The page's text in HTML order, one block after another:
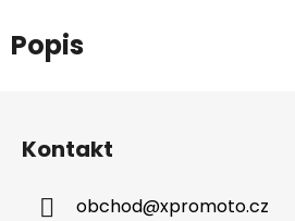
Popis
Kontakt
obchod@xpromoto.cz